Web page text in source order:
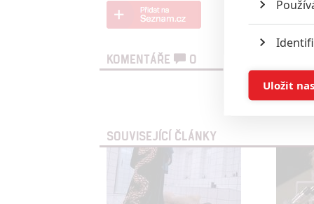
KOMENTÁŘE 0
SOUVISEJÍCÍ ČLÁNKY
Uložit